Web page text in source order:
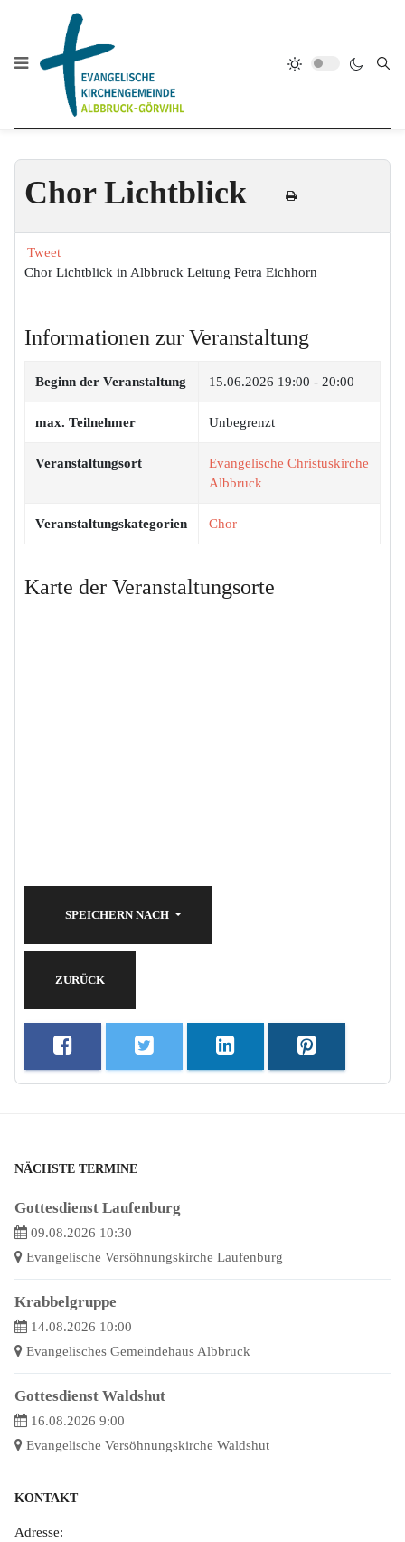
Chor Lichtblick
Tweet
Chor Lichtblick in Albbruck Leitung Petra Eichhorn
Informationen zur Veranstaltung
Beginn der Veranstaltung 15.06.2026 19:00 - 20:00
max. Teilnehmer Unbegrenzt
Veranstaltungsort
Evangelische Christuskirche
Albbruck
Veranstaltungskategorien Chor
Karte der Veranstaltungsorte
SPEICHERN NACH
ZURÜCK
NÄCHSTE TERMINE
Gottesdienst Laufenburg
09.08.2026 10:30
Evangelische Versöhnungskirche Laufenburg
Krabbelgruppe
14.08.2026 10:00
Evangelisches Gemeindehaus Albbruck
Gottesdienst Waldshut
16.08.2026 9:00
Evangelische Versöhnungskirche Waldshut
KONTAKT
Adresse: